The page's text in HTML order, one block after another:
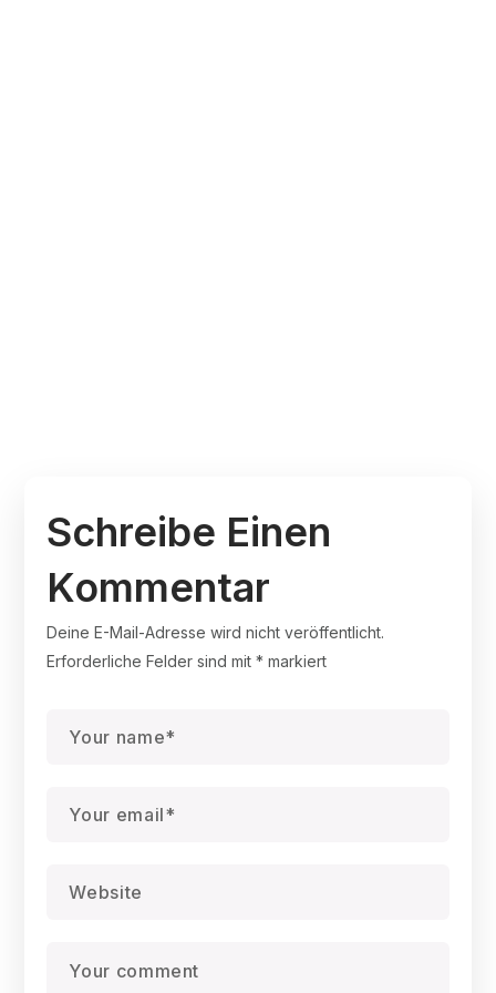
Schreibe Einen
Kommentar
Deine E-Mail-Adresse wird nicht veröffentlicht.
Erforderliche Felder sind mit* markiert